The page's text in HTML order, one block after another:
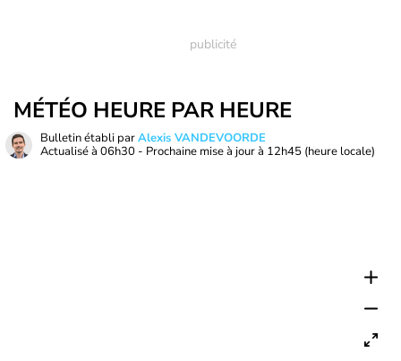
MÉTÉO HEURE PAR HEURE
Bulletin établi parAlexis VANDEVOORDE
Actualisé à 06h30 - Prochaine mise à jour à 12h45 (heure locale)